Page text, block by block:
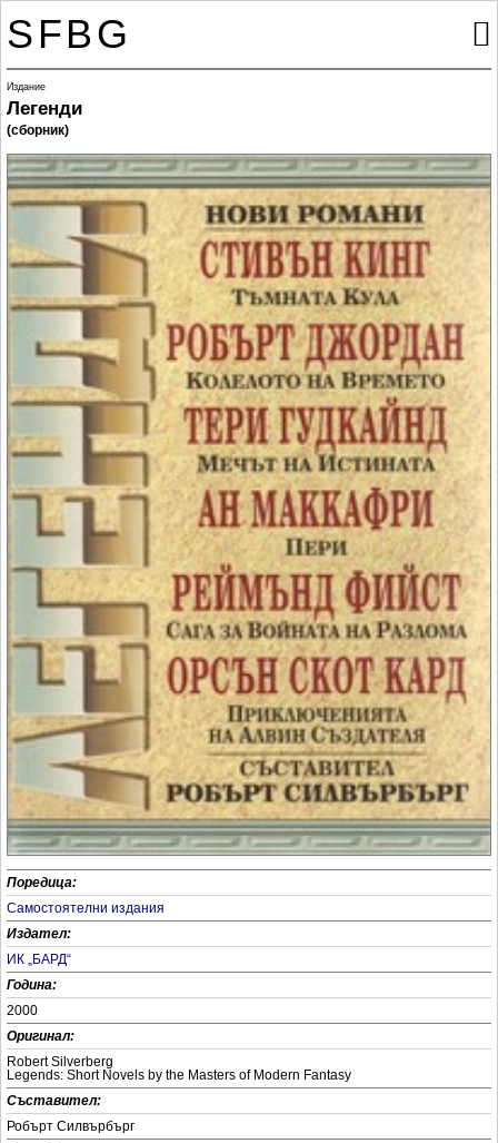
SFBG 
Издание
Легенди
(сборник)
Поредица:
Самостоятелни издания
Издател:
ИК „БАРД“
Година:
2000
Оригинал:
Robert Silverberg
Legends: Short Novels by the Masters of Modern Fantasy
Съставител:
Робърт Силвърбърг